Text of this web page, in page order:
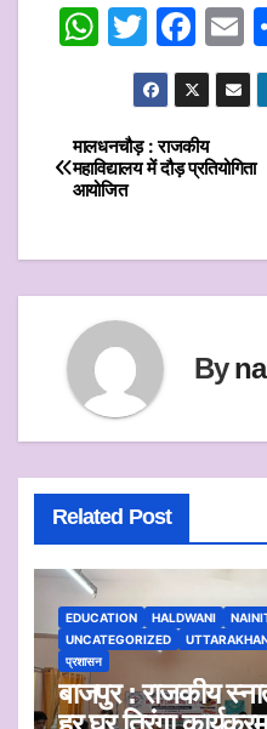
W
at
s
A
p
T
w
itt
er
F
a
c
e
b
o
k
E
Post
navigation
मालधनचौड़ : राजकीय
महाविद्यालय में दौड़ प्रतियोगिता
आयोजित
By
Related Post
EDUCATION HALDWANI
UNCATEGORIZED
प्रशासन
बाजपुर : राजकीय